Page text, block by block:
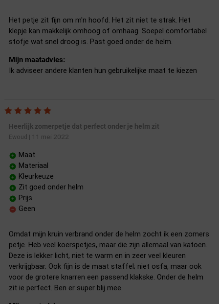
Het petje zit fijn om m'n hoofd. Het zit niet te strak. Het
klepje kan makkelijk omhoog of omhaag. Soepel comfortabel
stofje wat snel droog is. Past goed onder de helm.
Mijn maatadvies:
Ik adviseer andere klanten hun gebruikelijke maat te kiezen
Heerlijk zomerpetje dat perfect onder je helm zit
Ewoud 11 mei 2022
Maat
Materiaal
Kleurkeuze
Zit goed onder helm
Prijs
Geen
Omdat mijn kruin verbrand onder de helm zocht ik een zomers
petje. Heb veel koerspetjes, maar die zijn allemaal van katoen.
Deze is lekker licht, niet te warm en in zeer veel kleuren
verkrijgbaar. Ook fijn is de maat staffel; niet osfa, maar ook
voor de grotere knarren een passend klakske. Onder de helm
zit ie perfect. Ben er super blij mee.